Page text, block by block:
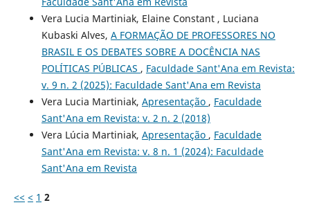
Vera Lucia Martiniak, Elaine Constant , Luciana
Kubaski Alves, A FORMAÇÃO DE PROFESSORES NO
BRASIL E OS DEBATES SOBRE A DOCÊNCIA NAS
POLÍTICAS PÚBLICAS , Faculdade Sant'Ana em Revista:
v. 9 n. 2 (2025): Faculdade Sant'Ana em Revista
Vera Lucia Martiniak, Apresentação , Faculdade
Sant'Ana em Revista: v. 2 n. 2 (2018)
Vera Lúcia Martiniak, Apresentação , Faculdade
Sant'Ana em Revista: v. 8 n. 1 (2024): Faculdade
Sant'Ana em Revista
<< < 1 2